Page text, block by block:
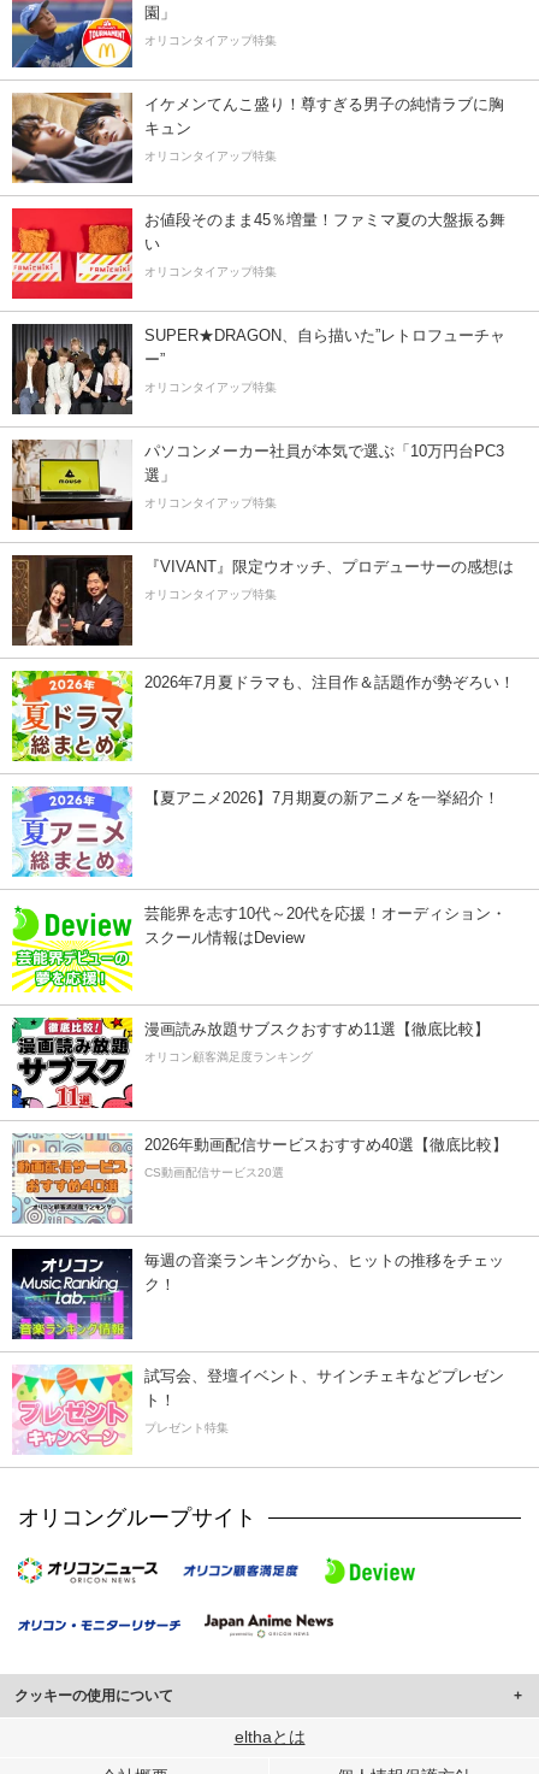
園」
オリコンタイアップ特集
イケメンてんこ盛り！尊すぎる男子の純情ラブに胸
キュン
オリコンタイアップ特集
お値段そのまま45％増量！ファミマ夏の大盤振る舞
い
オリコンタイアップ特集
SUPER★DRAGON、自ら描いた”レトロフューチャ
ー”
オリコンタイアップ特集
パソコンメーカー社員が本気で選ぶ「10万円台PC3
選」
オリコンタイアップ特集
『VIVANT』限定ウオッチ、プロデューサーの感想は
オリコンタイアップ特集
2026年7月夏ドラマも、注目作＆話題作が勢ぞろい！
【夏アニメ2026】7月期夏の新アニメを一挙紹介！
芸能界を志す10代～20代を応援！オーディション・
スクール情報はDeview
漫画読み放題サブスクおすすめ11選【徹底比較】
オリコン顧客満足度ランキング
2026年動画配信サービスおすすめ40選【徹底比較】
CS動画配信サービス20選
毎週の音楽ランキングから、ヒットの推移をチェッ
ク！
試写会、登壇イベント、サインチェキなどプレゼン
ト！
プレゼント特集
オリコングループサイト
クッキーの使用について
このサイトでは Cookie を使用して、ユーザーに合わせたコンテンツや広告の
elthaとは